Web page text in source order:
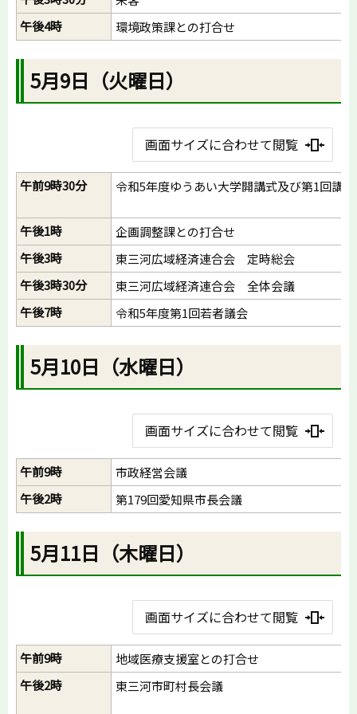
午後4時
環境政策課との打合せ
5月9日（火曜日）
画面サイズに合わせて閲覧
午前9時30分 令和5年度ゆうあい大学開講式及び第1回講座
午後1時
企画調整課との打合せ
午後3時
東三河広域経済連合会 定時総会
午後3時30分
東三河広域経済連合会 全体会議
午後7時
令和5年度第1回若者議会
5月10日（水曜日）
画面サイズに合わせて閲覧
午前9時
市政経営会議
午後2時
第179回愛知県市長会議
5月11日（木曜日）
画面サイズに合わせて閲覧
午前9時
地域医療支援室との打合せ
午後2時
東三河市町村長会議